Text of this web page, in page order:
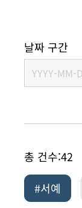
날짜 구간
총 건수:42
#서예